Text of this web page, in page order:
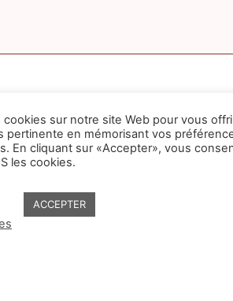
et Annecy-Le-Vieux
sur notre site Web pour vous
pertinente en mémorisant vos
En cliquant sur «Accepter», vous
les cookies.
ACCEPTER